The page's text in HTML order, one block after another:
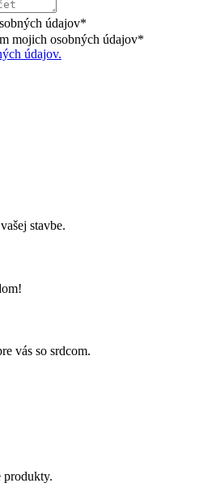
údajov*
mojich osobných údajov*
údajov.
stavbe.
vás so srdcom.
produkty.